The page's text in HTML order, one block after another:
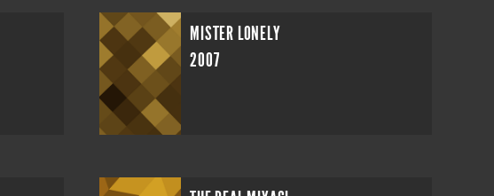
MISTER LONELY
2007